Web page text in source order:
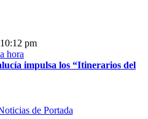
pm
impulsa los “Itinerarios del
de Portada